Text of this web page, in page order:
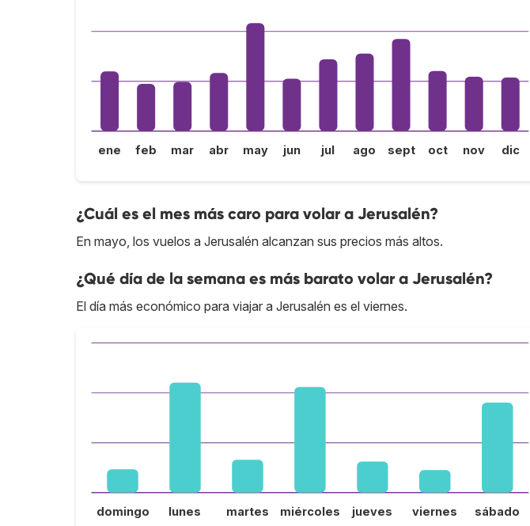
ene feb mar abr may jun jul ago sept oct nov dic
¿Cuál es el mes más caro para volar a Jerusalén?
En mayo, los vuelos a Jerusalén alcanzan sus precios más altos.
¿Qué día de la semana es más barato volar a Jerusalén?
El día más económico para viajar a Jerusalén es el viernes.
domingo lunes martes miércoles jueves viernes sábado